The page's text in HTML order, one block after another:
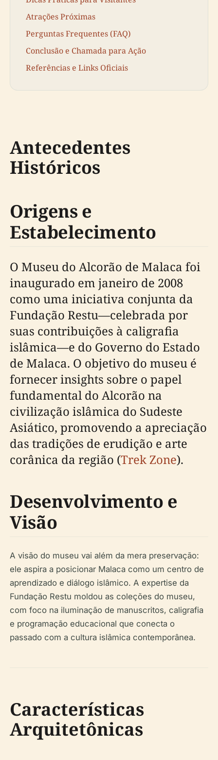
Atrações Próximas
Perguntas Frequentes (FAQ)
Conclusão e Chamada para Ação
Referências e Links Oficiais
Antecedentes
Históricos
Origens e
Estabelecimento
O Museu do Alcorão de Malaca foi
inaugurado em janeiro de 2008
como uma iniciativa conjunta da
Fundação Restu—celebrada por
suas contribuições à caligrafia
islâmica—e do Governo do Estado
de Malaca. O objetivo do museu é
fornecer insights sobre o papel
fundamental do Alcorão na
civilização islâmica do Sudeste
Asiático, promovendo a apreciação
das tradições de erudição e arte
corânica da região (Trek Zone).
Desenvolvimento e
Visão
A visão do museu vai além da mera preservação:
ele aspira a posicionar Malaca como um centro de
aprendizado e diálogo islâmico. A expertise da
Fundação Restu moldou as coleções do museu,
com foco na iluminação de manuscritos, caligrafia
e programação educacional que conecta o
passado com a cultura islâmica contemporânea.
Características
Arquitetônicas